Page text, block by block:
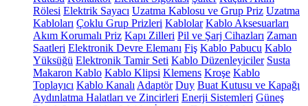
Rölesi Elektrik Sayacı Uzatma Kablosu ve Grup Priz Uzatma
Kabloları Çoklu Grup Prizleri Kablolar Kablo Aksesuarları
Akım Korumalı Priz Kapı Zilleri Pil ve Şarj Cihazları Zaman
Saatleri Elektronik Devre Elemanı Fiş Kablo Pabucu Kablo
Yüksüğü Elektronik Tamir Seti Kablo Düzenleyiciler Susta
Makaron Kablo Kablo Klipsi Klemens Kroşe Kablo
Toplayıcı Kablo Kanalı Adaptör Duy Buat Kutusu ve Kapağı
Aydınlatma Halatları ve Zincirleri Enerji Sistemleri Güneş